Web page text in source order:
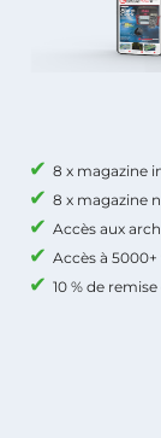
8 x magazine
8 x magazine
Accès aux
Accès à
10 % de